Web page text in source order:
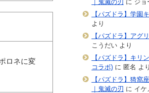
ロネに変
｜鬼滅の刃 に ジョ
【パズドラ】学園
より
【パズドラ】アグ
こうだいより
【パズドラ】キリ
コラボ)に 匿名 より
【パズドラ】猗窩
｜鬼滅の刃 に イケ